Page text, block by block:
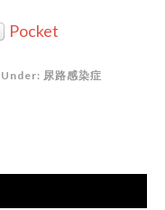
Pocket
尿路感染症